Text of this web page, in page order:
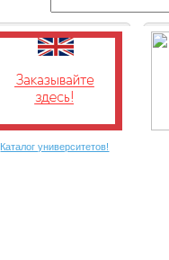
Каталог университетов!